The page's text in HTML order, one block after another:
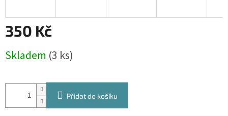
350 Kč
cena:
Skladem (3 ks)
Přidat do košíku